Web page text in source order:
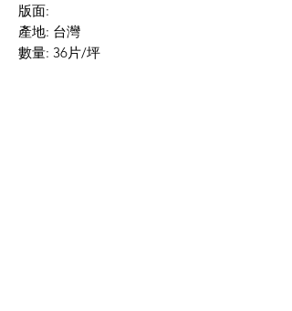
版面:
產地: 台灣
數量: 36片/坪